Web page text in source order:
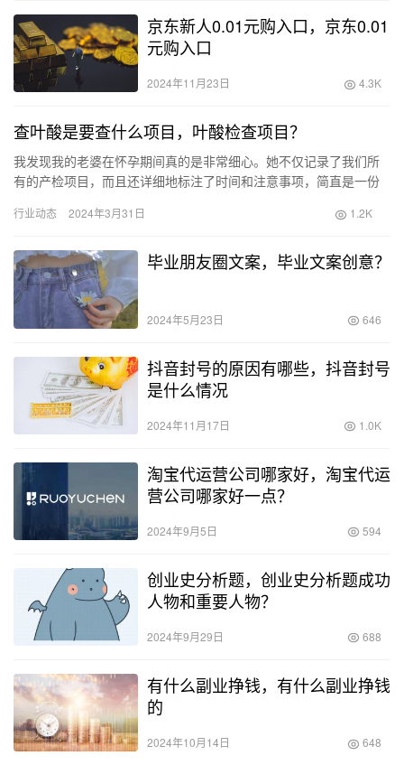
京东新人0.01元购入口，京东0.01
元购入口
2024年11月23日 4.3K
查叶酸是要查什么项目，叶酸检查项目？
我发现我的老婆在怀孕期间真的是非常细心。她不仅记录了我们所
有的产检项目，而且还详细地标注了时间和注意事项，简直是一份
查，…
行业动态 2024年3月31日 1.2K
毕业朋友圈文案，毕业文案创意？
2024年5月23日 646
抖音封号的原因有哪些，抖音封号
是什么情况
2024年11月17日 1.0K
淘宝代运营公司哪家好，淘宝代运
营公司哪家好一点？
2024年9月5日 594
创业史分析题，创业史分析题成功
人物和重要人物？
2024年9月29日 688
有什么副业挣钱，有什么副业挣钱
的
2024年10月14日 648